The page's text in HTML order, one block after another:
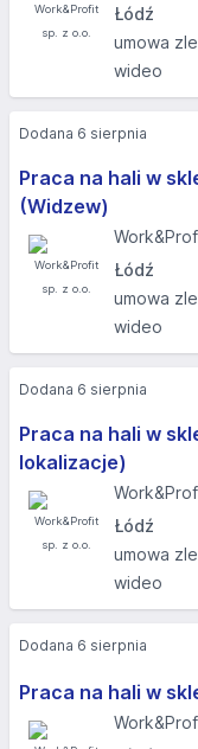
Łódź
umowa
wideo
Praca na hali w
(Widzew)
Łódź
umowa
wideo
Dodana 6 sierpnia
Praca na hali w
lokalizacje)
Łódź
umowa
wideo
Dodana 6 sierpnia
Praca na hali w
Dodana 6 sierpnia